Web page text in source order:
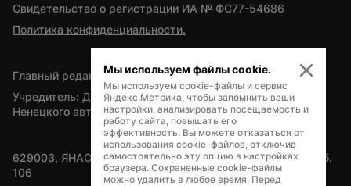
Свидетельство о регистрации ИА № ФС77-54686
Политика конфиденциальности.
Главный редактор — А.Л. Поздеев
Учредитель: Департамент внутренней политики Ямало-
Ненецкого автономного округа
629003, ЯНАО, Салехард, мкр. Богдана Кнунянца, д.1, каб.
106
Мы используем файлы cookie.
Мы используем cookie-файлы и сервис
Яндекс.Метрика, чтобы запомнить ваши
настройки, анализировать посещаемость и
работу сайта, повышать его
эффективность. Вы можете отказаться от
использования cookie-файлов, отключив
самостоятельно эту опцию в настройках
браузера. Сохраненные cookie-файлы
можно удалить в любое время. Перед